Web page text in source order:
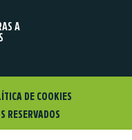
A
RESERVADOS
DE COOKIES